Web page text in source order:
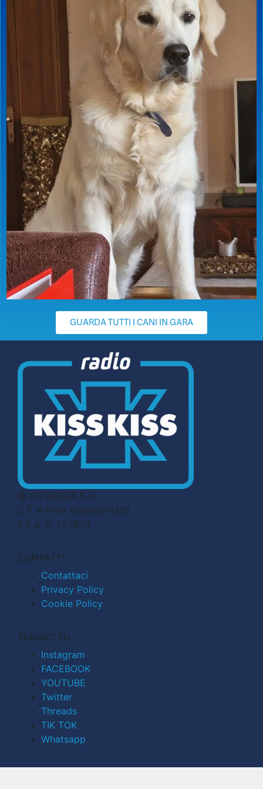
GUARDA TUTTI I CANI IN GARA
© CN MEDIA S.r.l.
C.F. e P.IVA 04998911210
R.E.A. n. 727803
CONTATTI
Contattaci
Privacy Policy
Cookie Policy
SEGUICI SU
Instagram
FACEBOOK
YOUTUBE
Twitter
Threads
TIK TOK
Whatsapp